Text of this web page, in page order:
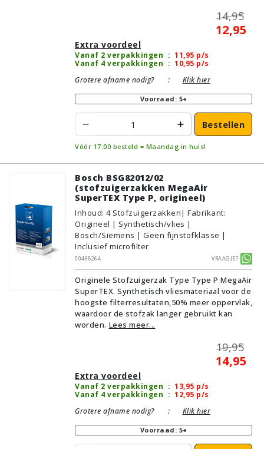
14,95
12,95
Extra voordeel
Vanaf 2 verpakkingen : 11,95 p/s
Vanaf 4 verpakkingen : 10,95 p/s
Grotere afname nodig?
: Klik hier
Voorraad: 5+
Bestellen
Vóór 17:00 besteld = Maandag in huis!
Bosch BSG82012/02
(stofzuigerzakken MegaAir
SuperTEX Type P, origineel)
Inhoud: 4 Stofzuigerzakken| Fabrikant:
Origineel | Synthetisch/vlies |
Bosch/Siemens | Geen fijnstofklasse |
Inclusief microfilter
00468264
Vraagje?
Originele Stofzuigerzak Type Type P MegaAir
SuperTEX. Synthetisch vliesmateriaal voor de
hoogste filterresultaten,50% meer oppervlak,
waardoor de stofzak langer gebruikt kan
worden. Lees meer...
19,95
14,95
Extra voordeel
Vanaf 2 verpakkingen : 13,95 p/s
Vanaf 4 verpakkingen : 12,95 p/s
Grotere afname nodig?
: Klik hier
Voorraad: 5+